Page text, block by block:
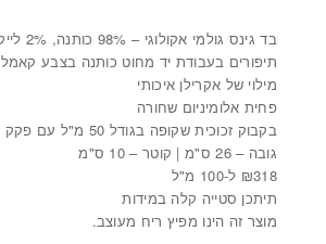
בד גינס גולמי אקולוגי – 98% כותנה, 2% לייקרה
תיפורים בעבודת יד מחוט כותנה בצבע קאמל
מילוי של אקרילן איכותי
פחית אלומיניום שחורה
בקבוק זכוכית שקופה בגודל 50 מ"ל עם פקק פלסטיק שחור
גובה – 26 ס"מ | קוטר – 10 ס"מ
₪318 ל-100 מ"ל‬
תיתכן סטייה קלה במידות
מוצר זה הינו מפיץ ריח מעוצב.